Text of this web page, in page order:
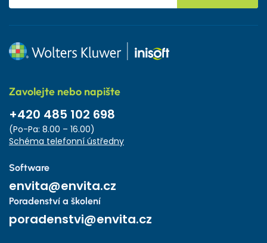
Zavolejte nebo napište
+420 485 102 698
(Po-Pa: 8.00 – 16.00)
Schéma telefonní ústředny
Software
envita@envita.cz
Poradenství a školení
poradenstvi@envita.cz